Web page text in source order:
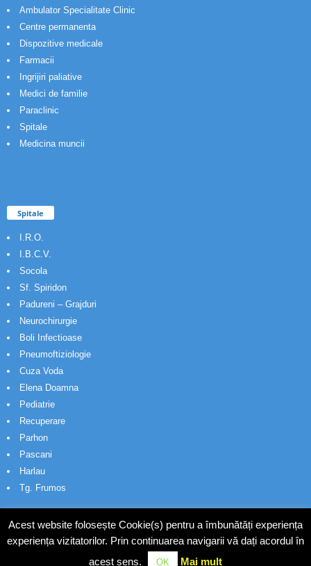
Ambulator Specialitate Clinic
Centre permanenta
Dispozitive medicale
Farmacii
Ingrijiri paliative
Medici de familie
Paraclinic
Spitale
Medicina muncii
Spitale
I.R.O.
I.B.C.V.
Socola
Sf. Spiridon
Padureni – Grajduri
Neurochirurgie
Boli Infectioase
Pneumoftiziologie
Cuza Voda
Elena Doamna
Pediatrie
Recuperare
Parhon
Pascani
Harlau
Tg. Frumos
Acest website folosește Cookie(s) pentru a îmbunătăți experiența
experiența vizitatorilor. Prin continuarea navigarii vă dați acordul în
acest sens.
OK Mai mult